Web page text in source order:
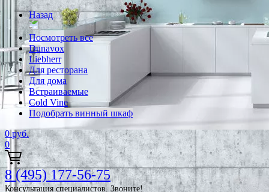
Назад
Посмотреть все
Dunavox
Liebherr
Для ресторана
Для дома
Встраиваемые
Cold Vine
Подобрать винный шкаф
0 руб.
0
8 (495) 177-56-75
Консультация специалистов. Звоните!